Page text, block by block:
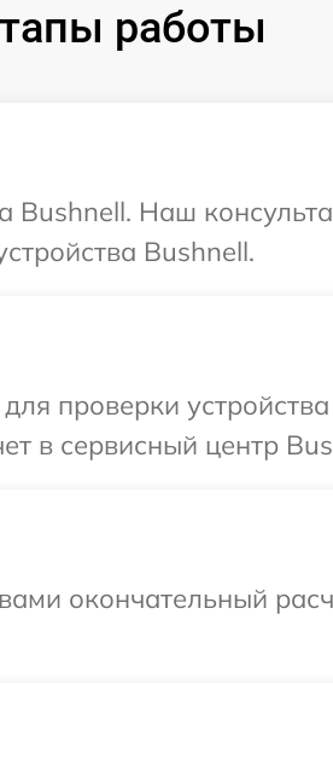
работы
Bushnell. Наш
Bushnell.
проверки
в сервисный центр
окончательный